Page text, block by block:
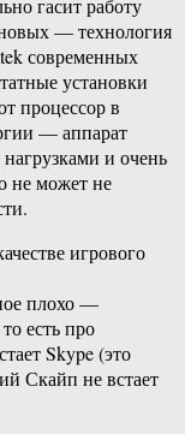
гасит работу
— технология
современных
установки
процессор в
— аппарат
и очень
не может не
игрового
плохо —
есть про
Skype (это
Скайп не встает